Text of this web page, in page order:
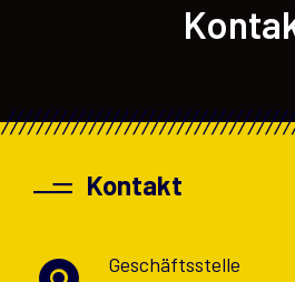
Kontakt
Geschäftsstelle